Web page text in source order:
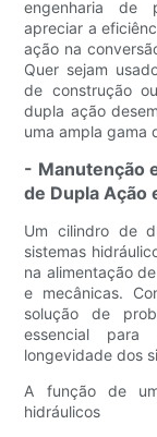
engenharia de
apreciar a
ação na
Quer sejam
de construção
dupla ação
uma ampla gama
- Manutenção
de Dupla Ação
Um cilindro de
sistemas
na alimentação
e mecânicas.
solução de
essencial
longevidade dos
A função de
hidráulicos